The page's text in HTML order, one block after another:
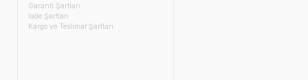
Garanti Şartları
İade Şartları
Kargo ve Teslimat Şartları